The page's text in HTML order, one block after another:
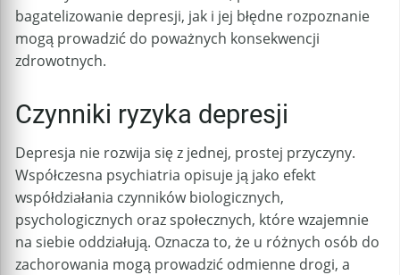
bagatelizowanie depresji, jak i jej błędne rozpoznanie
mogą prowadzić do poważnych konsekwencji
zdrowotnych.
Czynniki ryzyka depresji
Depresja nie rozwija się z jednej, prostej przyczyny.
Współczesna psychiatria opisuje ją jako efekt
współdziałania czynników biologicznych,
psychologicznych oraz społecznych, które wzajemnie
na siebie oddziałują. Oznacza to, że u różnych osób do
zachorowania mogą prowadzić odmienne drogi, a